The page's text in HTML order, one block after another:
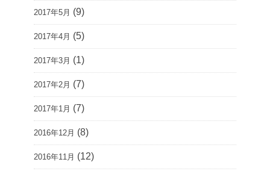
2017年5月 (9)
2017年4月 (5)
2017年3月 (1)
2017年2月 (7)
2017年1月 (7)
2016年12月 (8)
2016年11月 (12)